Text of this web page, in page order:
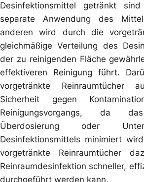
Desinfektionsmittel getränkt
separate Anwendung des
anderen wird durch die
gleichmäßige Verteilung des
der zu reinigenden Fläche
effektiveren Reinigung führt.
vorgetränkte Reinraumtücher
Sicherheit gegen
Reinigungsvorgangs, da
Überdosierung oder
Desinfektionsmittels minimiert
vorgetränkte Reinraumtücher
Reinraumdesinfektion schneller,
durchgeführt werden kann.